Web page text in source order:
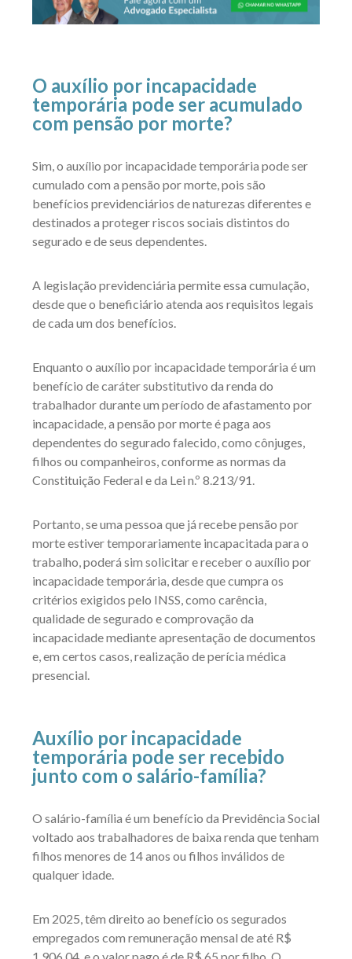
O auxílio por incapacidade
temporária pode ser acumulado
com pensão por morte?
Sim, o auxílio por incapacidade temporária pode ser
cumulado com a pensão por morte, pois são
benefícios previdenciários de naturezas diferentes e
destinados a proteger riscos sociais distintos do
segurado e de seus dependentes.
A legislação previdenciária permite essa cumulação,
desde que o beneficiário atenda aos requisitos legais
de cada um dos benefícios.
Enquanto o auxílio por incapacidade temporária é um
benefício de caráter substitutivo da renda do
trabalhador durante um período de afastamento por
incapacidade, a pensão por morte é paga aos
dependentes do segurado falecido, como cônjuges,
filhos ou companheiros, conforme as normas da
Constituição Federal e da Lei n.º 8.213/91.
Portanto, se uma pessoa que já recebe pensão por
morte estiver temporariamente incapacitada para o
trabalho, poderá sim solicitar e receber o auxílio por
incapacidade temporária, desde que cumpra os
critérios exigidos pelo INSS, como carência,
qualidade de segurado e comprovação da
incapacidade mediante apresentação de documentos
e, em certos casos, realização de perícia médica
presencial.
Auxílio por incapacidade
temporária pode ser recebido
junto com o salário-família?
O salário-família é um benefício da Previdência Social
voltado aos trabalhadores de baixa renda que tenham
filhos menores de 14 anos ou filhos inválidos de
qualquer idade.
Em 2025, têm direito ao benefício os segurados
empregados com remuneração mensal de até R$